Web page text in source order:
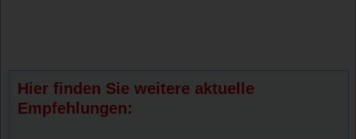
Hier finden Sie weitere aktuelle
Empfehlungen: